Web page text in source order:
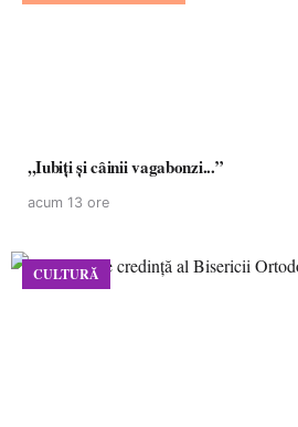
,,Iubiți și câinii vagabonzi...”
acum 13 ore
CULTURĂ